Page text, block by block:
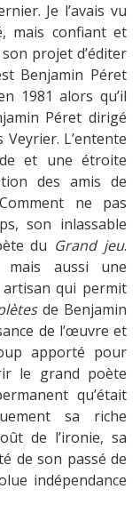
Je l’avais vu
mais confiant et
projet d’éditer
Benjamin Péret
1981 alors qu’il
Péret dirigé
L’entente
et une étroite
des amis de
ne pas
son inlassable
du Grand jeu.
mais aussi une
qui permit
de Benjamin
de l’œuvre et
apporté pour
le grand poète
qu’était
sa riche
de l’ironie, sa
de son passé de
indépendance